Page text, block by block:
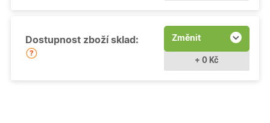
Dostupnost zboží sklad: Změnit
+ 0 Kč